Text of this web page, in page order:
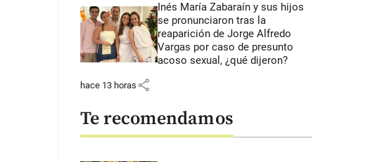
Inés María Zabaraín y sus hijos
se pronunciaron tras la
reaparición de Jorge Alfredo
Vargas por caso de presunto
acoso sexual, ¿qué dijeron?
hace 13 horas share
Te recomendamos